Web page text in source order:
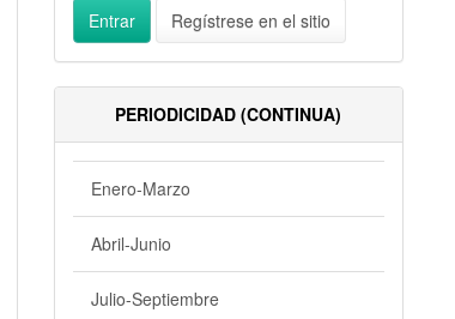
Entrar Regístrese en el sitio
PERIODICIDAD (CONTINUA)
Enero-Marzo
Abril-Junio
Julio-Septiembre